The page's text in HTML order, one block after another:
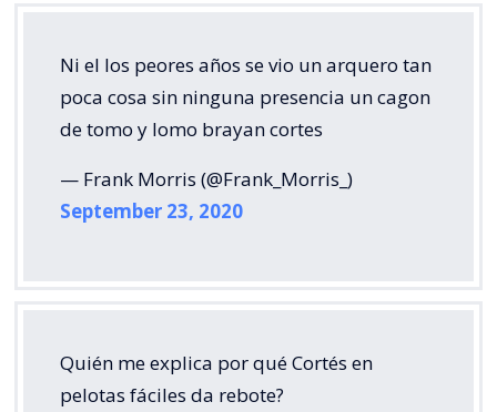
Ni el los peores años se vio un arquero tan
poca cosa sin ninguna presencia un cagon
de tomo y lomo brayan cortes
— Frank Morris (@Frank_Morris_)
September 23, 2020
Quién me explica por qué Cortés en
pelotas fáciles da rebote?